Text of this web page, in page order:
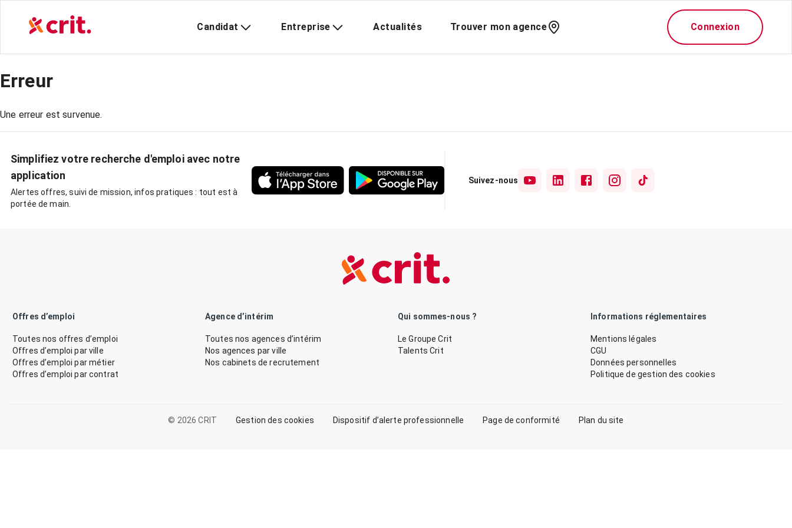
Candidat Entreprise Actualités Trouver mon agence Connexion
Erreur
Une erreur est survenue.
Simplifiez votre recherche d'emploi avec notre
application
Alertes offres, suivi de mission, infos pratiques : tout est à
portée de main.
Suivez-nous
Offres d’emploi
Toutes nos offres d’emploi
Offres d’emploi par ville
Offres d’emploi par métier
Offres d’emploi par contrat
Agence d’intérim
Toutes nos agences d’intérim
Nos agences par ville
Nos cabinets de recrutement
Qui sommes-nous ?
Le Groupe Crit
Talents Crit
Informations réglementaires
Mentions légales
CGU
Données personnelles
Politique de gestion des cookies
© 2026 CRIT Gestion des cookies Dispositif d’alerte professionnelle Page de conformité Plan du site